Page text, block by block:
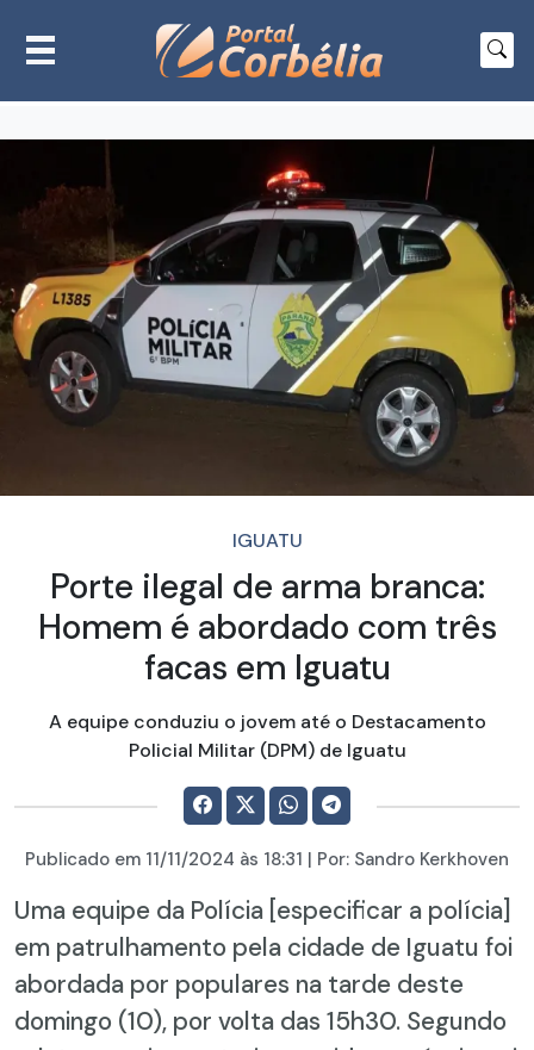
IGUATU
Porte ilegal de arma branca:
Homem é abordado com três
facas em Iguatu
A equipe conduziu o jovem até o Destacamento
Policial Militar (DPM) de Iguatu
Publicado em 11/11/2024 às 18:31 | Por: Sandro Kerkhoven
Uma equipe da Polícia [especificar a polícia]
em patrulhamento pela cidade de Iguatu foi
abordada por populares na tarde deste
domingo (10), por volta das 15h30. Segundo